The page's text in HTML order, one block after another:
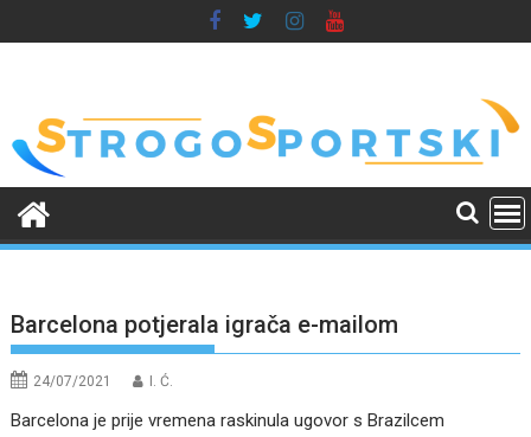
to
Barcelona potjerala igrača e-mailom
24/07/2021 I. Ć.
Barcelona je prije vremena raskinula ugovor s Brazilcem